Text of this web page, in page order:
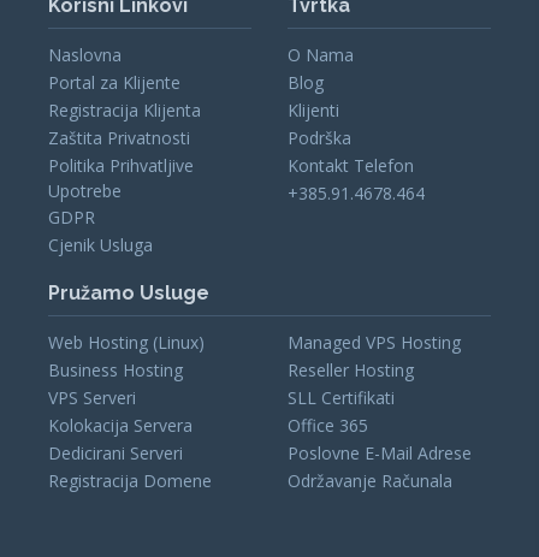
Pružamo Usluge
Web Hosting (Linux)
Business Hosting
VPS Serveri
Kolokacija Servera
Dedicirani Serveri
Registracija Domene
Managed VPS Hosting
Reseller Hosting
SLL Certifikati
Office 365
Poslovne E-Mail Adrese
Održavanje Računala
Korisni Linkovi
Naslovna
Portal za Klijente
Registracija Klijenta
Zaštita Privatnosti
Politika Prihvatljive
Upotrebe
GDPR
Cjenik Usluga
Tvrtka
O Nama
Blog
Klijenti
Podrška
Kontakt Telefon
+385.91.4678.464